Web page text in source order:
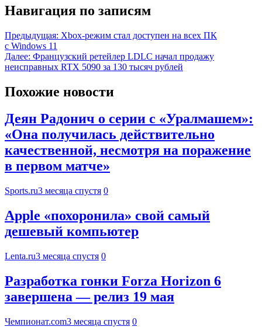
Навигация по записям
Предыдущая: Xbox-режим стал доступен на всех ПК
с Windows 11
Далее: Французский ретейлер LDLC начал продажу
неисправных RTX 5090 за 130 тысяч рублей
Похожие новости
Деян Радонич о серии с «Уралмашем»:
«Она получилась действительно
качественной, несмотря на поражение
в первом матче»
Sports.ru3 месяца спустя 0
Apple «похоронила» свой самый
дешевый компьютер
Lenta.ru3 месяца спустя 0
Разработка гонки Forza Horizon 6
завершена — релиз 19 мая
Чемпионат.com3 месяца спустя 0